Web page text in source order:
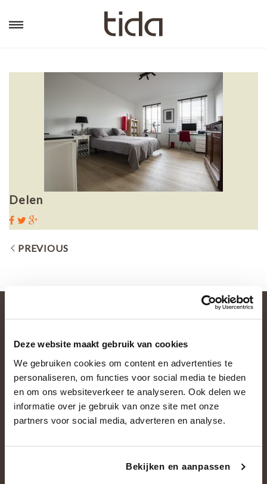
Deze website maakt gebruik van cookies
We gebruiken cookies om content en advertenties te
personaliseren, om functies voor social media te bieden
en om ons websiteverkeer te analyseren. Ook delen we
informatie over je gebruik van onze site met onze
partners voor social media, adverteren en analyse.
Bekijken en aanpassen
Delen
PREVIOUS
OVER ONS